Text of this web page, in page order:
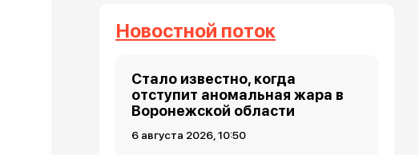
Новостной поток
Стало известно, когда
отступит аномальная жара в
Воронежской области
6 августа 2026, 10:50